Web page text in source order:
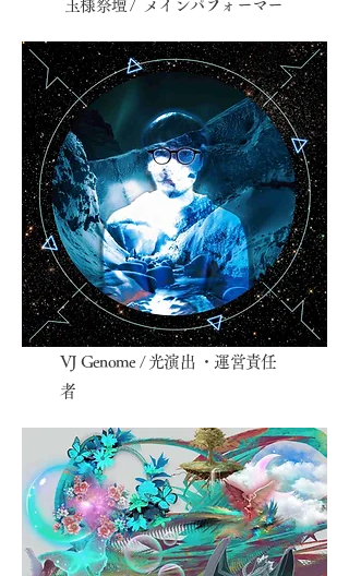
​玉様祭壇 / メインパフォーマー
​VJ Genome / 光演出 ・運営責任
者